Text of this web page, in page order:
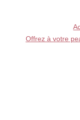
Offrez à votre